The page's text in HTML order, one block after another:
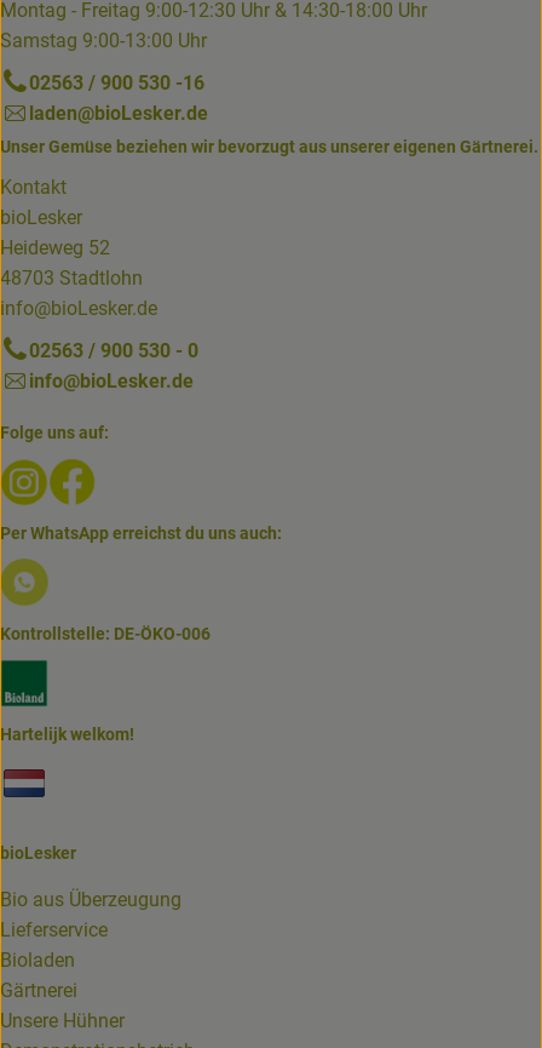
Montag - Freitag 9:00-12:30 Uhr & 14:30-18:00 Uhr
Samstag 9:00-13:00 Uhr
02563 / 900 530 -16
laden@bioLesker.de
Unser Gemüse beziehen wir bevorzugt aus unserer eigenen Gärtnerei.
Kontakt
bioLesker
Heideweg 52
48703 Stadtlohn
info@bioLesker.de
02563 / 900 530 - 0
info@bioLesker.de
Folge uns auf:
Externer Link zu https://www.instagram.com/biolesker/
Per WhatsApp erreichst du uns auch:
Externer Link zu https://www.biolesker.de/lieferservice/
Kontrollstelle: DE-ÖKO-006
Hartelijk welkom!
bioLesker
Bio aus Überzeugung
Lieferservice
Bioladen
Gärtnerei
Unsere Hühner